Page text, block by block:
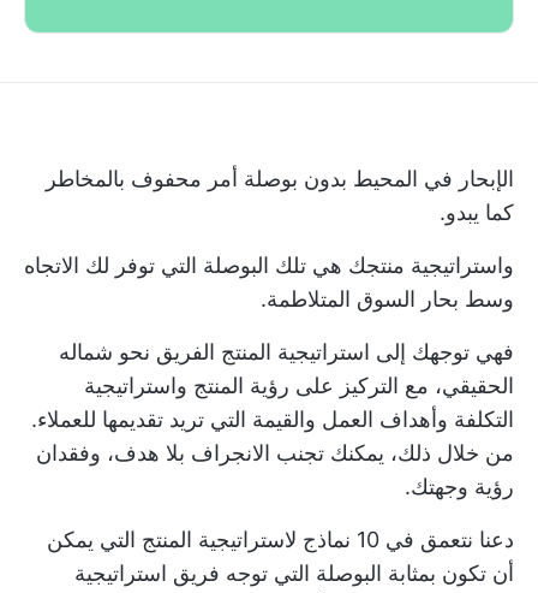
الإبحار في المحيط بدون بوصلة أمر محفوف بالمخاطر
كما يبدو.
واستراتيجية منتجك هي تلك البوصلة التي توفر لك الاتجاه
وسط بحار السوق المتلاطمة.
فهي توجهك إلى استراتيجية المنتج الفريق نحو شماله
الحقيقي، مع التركيز على رؤية المنتج واستراتيجية
التكلفة وأهداف العمل والقيمة التي تريد تقديمها للعملاء.
من خلال ذلك، يمكنك تجنب الانجراف بلا هدف، وفقدان
رؤية وجهتك.
دعنا نتعمق في 10 نماذج لاستراتيجية المنتج التي يمكن
أن تكون بمثابة البوصلة التي توجه فريق استراتيجية